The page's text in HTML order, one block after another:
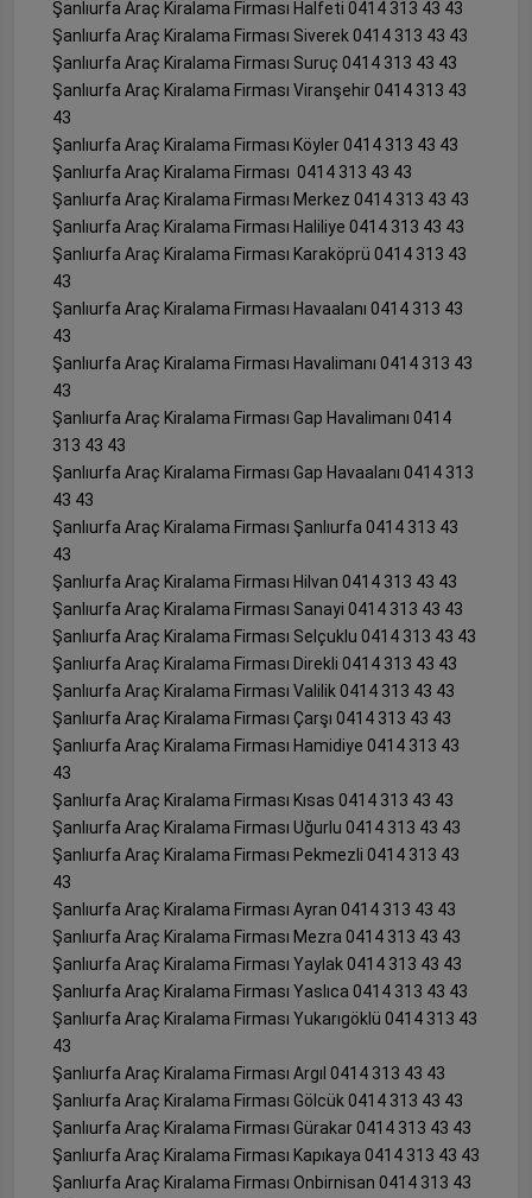
Şanlıurfa Araç Kiralama Firması Halfeti 0414 313 43 43
Şanlıurfa Araç Kiralama Firması Siverek 0414 313 43 43
Şanlıurfa Araç Kiralama Firması Suruç 0414 313 43 43
Şanlıurfa Araç Kiralama Firması Viranşehir 0414 313 43
43
Şanlıurfa Araç Kiralama Firması Köyler 0414 313 43 43
Şanlıurfa Araç Kiralama Firması 0414 313 43 43
Şanlıurfa Araç Kiralama Firması Merkez 0414 313 43 43
Şanlıurfa Araç Kiralama Firması Haliliye 0414 313 43 43
Şanlıurfa Araç Kiralama Firması Karaköprü 0414 313 43
43
Şanlıurfa Araç Kiralama Firması Havaalanı 0414 313 43
43
Şanlıurfa Araç Kiralama Firması Havalimanı 0414 313 43
43
Şanlıurfa Araç Kiralama Firması Gap Havalimanı 0414
313 43 43
Şanlıurfa Araç Kiralama Firması Gap Havaalanı 0414 313
43 43
Şanlıurfa Araç Kiralama Firması Şanlıurfa 0414 313 43
43
Şanlıurfa Araç Kiralama Firması Hilvan 0414 313 43 43
Şanlıurfa Araç Kiralama Firması Sanayi 0414 313 43 43
Şanlıurfa Araç Kiralama Firması Selçuklu 0414 313 43 43
Şanlıurfa Araç Kiralama Firması Direkli 0414 313 43 43
Şanlıurfa Araç Kiralama Firması Valilik 0414 313 43 43
Şanlıurfa Araç Kiralama Firması Çarşı 0414 313 43 43
Şanlıurfa Araç Kiralama Firması Hamidiye 0414 313 43
43
Şanlıurfa Araç Kiralama Firması Kısas 0414 313 43 43
Şanlıurfa Araç Kiralama Firması Uğurlu 0414 313 43 43
Şanlıurfa Araç Kiralama Firması Pekmezli 0414 313 43
43
Şanlıurfa Araç Kiralama Firması Ayran 0414 313 43 43
Şanlıurfa Araç Kiralama Firması Mezra 0414 313 43 43
Şanlıurfa Araç Kiralama Firması Yaylak 0414 313 43 43
Şanlıurfa Araç Kiralama Firması Yaslıca 0414 313 43 43
Şanlıurfa Araç Kiralama Firması Yukarıgöklü 0414 313 43
43
Şanlıurfa Araç Kiralama Firması Argıl 0414 313 43 43
Şanlıurfa Araç Kiralama Firması Gölcük 0414 313 43 43
Şanlıurfa Araç Kiralama Firması Gürakar 0414 313 43 43
Şanlıurfa Araç Kiralama Firması Kapıkaya 0414 313 43 43
Şanlıurfa Araç Kiralama Firması Onbirnisan 0414 313 43